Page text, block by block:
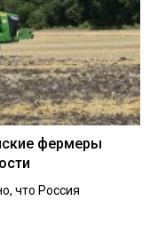
фермеры
что Россия